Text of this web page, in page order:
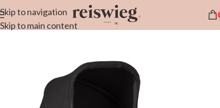
Skip to navigation
Skip to main content